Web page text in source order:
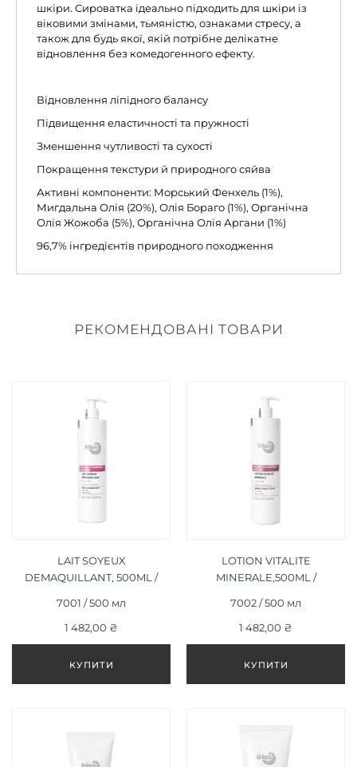
шкіри. Сироватка ідеально підходить для шкіри із
віковими змінами, тьмяністю, ознаками стресу, а
також для будь якої, якій потрібне делікатне
відновлення без комедогенного ефекту.
Відновлення ліпідного балансу
Підвищення еластичності та пружності
Зменшення чутливості та сухості
Покращення текстури й природного сяйва
Активні компоненти: Морський Фенхель (1%),
Мигдальна Олія (20%), Олія Бораго (1%), Органічна
Олія Жожоба (5%), Органічна Олія Аргани (1%)
96,7% iнгредiєнтiв природного походження
РЕКОМЕНДОВАНІ ТОВАРИ
LAIT SOYEUX
DEMAQUILLANT, 500ML /
ДЛЯ ДЕМАКІЯЖУ, 500МЛ
7001 / 500 мл
1 482,00 ₴
LOTION VITALITE
MINERALE,500ML /
ПРОБУДЖЕННЯ ЕНЕРГІЇ,
500МЛ
7002 / 500 мл
1 482,00 ₴